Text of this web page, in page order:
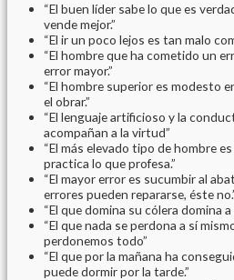
“El buen líder sabe lo que es
vende mejor.”
“El ir un poco lejos es tan malo
“El hombre que ha cometido un
error mayor.”
“El hombre superior es modesto
el obrar.”
“El lenguaje artificioso y la
acompañan a la virtud”
“El más elevado tipo de hombre
practica lo que profesa.”
“El mayor error es sucumbir al
errores pueden repararse, éste
“El que domina su cólera domina
“El que nada se perdona a sí
perdonemos todo”
“El que por la mañana ha
puede dormir por la tarde.”